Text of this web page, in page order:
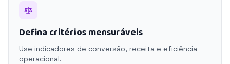
Defina critérios mensuráveis
Use indicadores de conversão, receita e eficiência
operacional.